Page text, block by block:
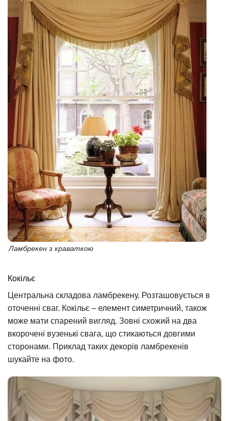
Ламбрекен з краваткою
Кокільє
Центральна складова ламбрекену. Розташовується в
оточенні сваг. Кокільє – елемент симетричний, також
може мати спарений вигляд. Зовні схожий на два
вкорочені вузенькі свага, що стикаються довгими
сторонами. Приклад таких декорів ламбрекенів
шукайте на фото.